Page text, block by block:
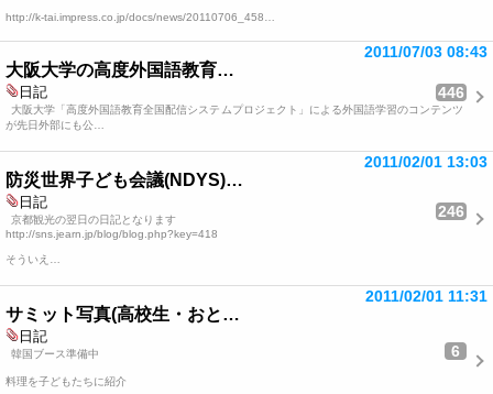
http://k-tai.impress.co.jp/docs/news/20110706_458…
大阪大学の高度外国語教育…
2011/07/03 08:43
日記 446
大阪大学「高度外国語教育全国配信システムプロジェクト」による外国語学習のコンテンツ
が先日外部にも公…
防災世界子ども会議(NDYS)…
2011/02/01 13:03
日記
246
京都観光の翌日の日記となります
http://sns.jearn.jp/blog/blog.php?key=418
そういえ…
サミット写真(高校生・おと…
2011/02/01 11:31
日記
6
韓国ブース準備中
料理を子どもたちに紹介